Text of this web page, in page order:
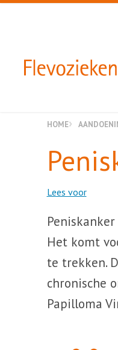
HOME
Lees voor
Het komt
te trekken.
chronische
Papilloma